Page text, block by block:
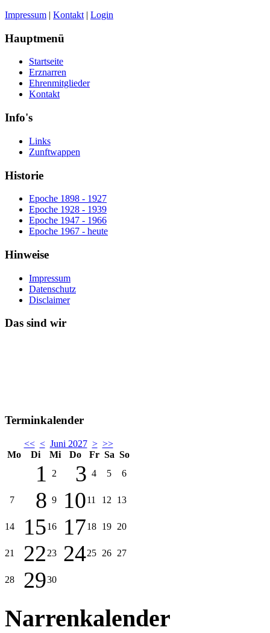
Impressum | Kontakt | Login
Hauptmenü
Startseite
Erznarren
Ehrenmitglieder
Kontakt
Info's
Links
Zunftwappen
Historie
Epoche 1898 - 1927
Epoche 1928 - 1939
Epoche 1947 - 1966
Epoche 1967 - heute
Hinweise
Impressum
Datenschutz
Disclaimer
Das sind wir
Terminkalender
<< < Juni 2027 > >>
Mo
Di Mi Do Fr Sa So
1 2 3 4 5 6
7 8 9 1011 12 13
14 1516 1718 19 20
21 22 23 2425 26 27
28 2930
Narrenkalender